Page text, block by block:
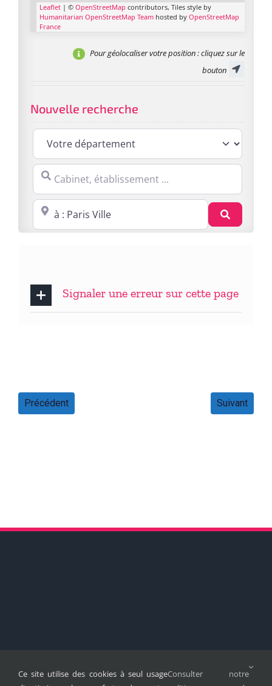
Leaflet | © OpenStreetMap contributors, Tiles style by
Humanitarian OpenStreetMap Team hosted by OpenStreetMap
France
Pour géolocaliser votre position: cliquez sur le
bouton
Nouvelle recherche
Cabinet, établissement ...
Proche de : ville, cp, lieu ...
Signaler une erreur sur cette page
Précédent Suivant
Ce site utilise des cookies à seul usageConsulter notre